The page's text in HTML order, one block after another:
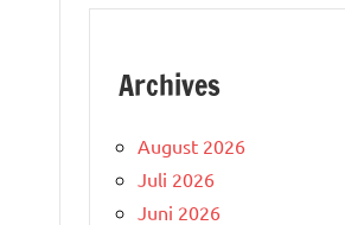
Archives
August 2026
Juli 2026
Juni 2026